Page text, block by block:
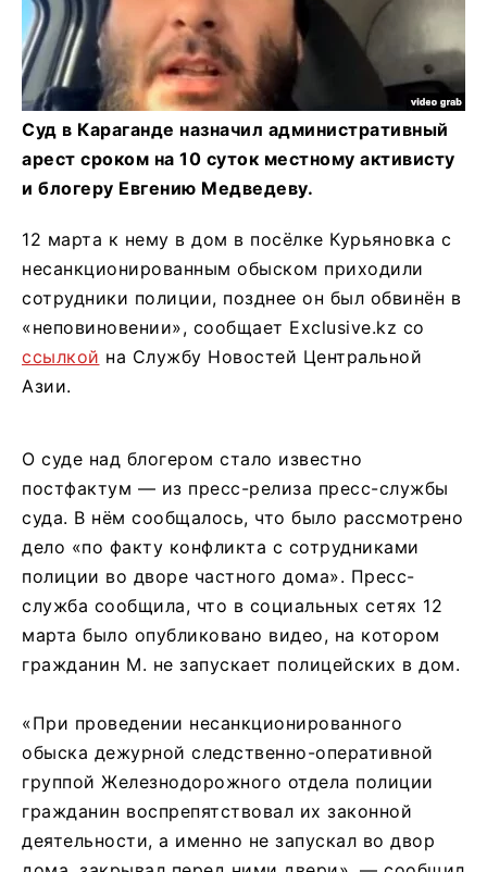
Суд в Караганде назначил административный
арест сроком на 10 суток местному активисту
и блогеру Евгению Медведеву.
12 марта к нему в дом в посёлке Курьяновка с
несанкционированным обыском приходили
сотрудники полиции, позднее он был обвинён в
«неповиновении», сообщает Exclusive.kz со
ссылкой на Службу Новостей Центральной
Азии.
О суде над блогером стало известно
постфактум — из пресс-релиза пресс-службы
суда. В нём сообщалось, что было рассмотрено
дело «по факту конфликта с сотрудниками
полиции во дворе частного дома». Пресс-
служба сообщила, что в социальных сетях 12
марта было опубликовано видео, на котором
гражданин М. не запускает полицейских в дом.
«При проведении несанкционированного
обыска дежурной следственно-оперативной
группой Железнодорожного отдела полиции
гражданин воспрепятствовал их законной
деятельности, а именно не запускал во двор